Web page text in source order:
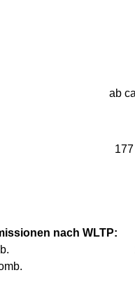
ab
nach WLTP: